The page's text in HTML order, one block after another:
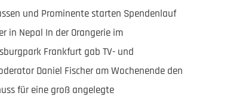
und Prominente starten Spendenlauf
in Nepal In der Orangerie im
Frankfurt gab TV- und
Daniel Fischer am Wochenende den
für eine groß angelegte